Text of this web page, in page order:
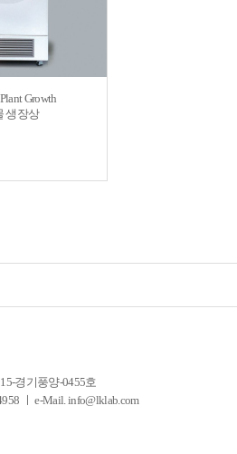
Growth
생장상
경기풍양-0455호
ㅣ e-Mail. info@lklab.com